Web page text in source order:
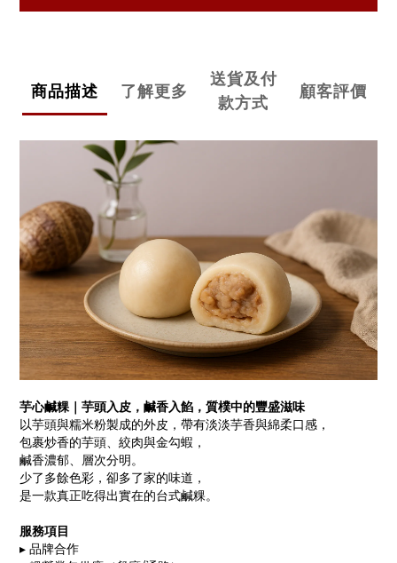
商品描述 了解更多
送貨及付
款方式
顧客評價
芋心鹹粿｜芋頭入皮，鹹香入餡，質樸中的豐盛滋味
以芋頭與糯米粉製成的外皮，帶有淡淡芋香與綿柔口感，
包裹炒香的芋頭、絞肉與金勾蝦，
鹹香濃郁、層次分明。
少了多餘色彩，卻多了家的味道，
是一款真正吃得出實在的台式鹹粿。
服務項目
▸ 品牌合作